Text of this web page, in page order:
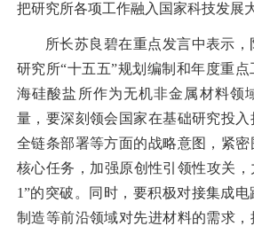
把研究所各项工作融入国家科技发展
所长苏良碧在重点发言中表示
研究所“十五五”规划编制和年度重
海硅酸盐所作为无机非金属材料领
量，要深刻领会国家在基础研究投
全链条部署等方面的战略意图，紧
核心任务，加强原创性引领性攻关，
1”的突破。同时，要积极对接集成
制造等前沿领域对先进材料的需求